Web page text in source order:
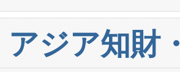
アジア知財